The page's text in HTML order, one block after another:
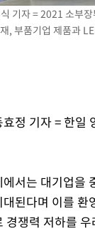
기자 = 2021 소부
, 부품기업 제품과
정 기자 = 한일
서는 대기업을
된다며 이를
경쟁력 저하를